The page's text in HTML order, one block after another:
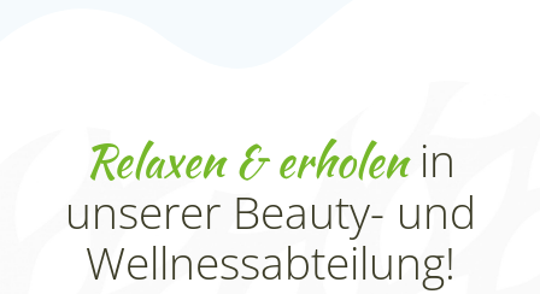
Relaxen & erholenin
unserer Beauty- und
Wellnessabteilung!